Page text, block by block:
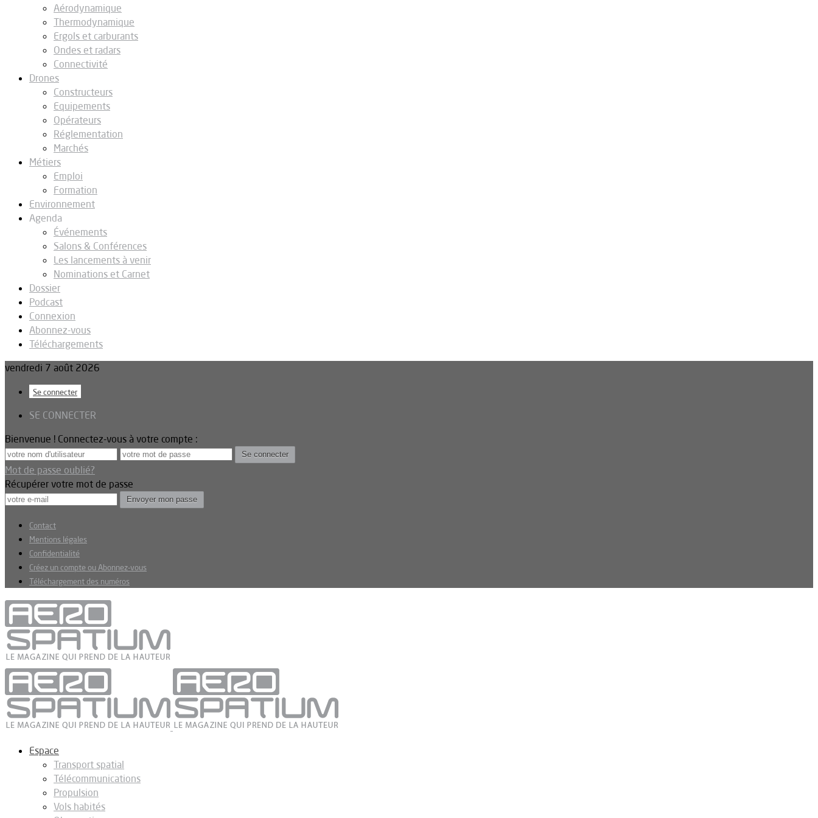
Aérodynamique
Thermodynamique
Ergols et carburants
Ondes et radars
Connectivité
Drones
Constructeurs
Equipements
Opérateurs
Réglementation
Marchés
Métiers
Emploi
Formation
Environnement
Agenda
Événements
Salons & Conférences
Les lancements à venir
Nominations et Carnet
Dossier
Podcast
Connexion
Abonnez-vous
Téléchargements
vendredi 7 août 2026
Se connecter
SE CONNECTER
Bienvenue ! Connectez-vous à votre compte :
Mot de passe oublié?
Récupérer votre mot de passe
Contact
Mentions légales
Confidentialité
Créez un compte ou Abonnez-vous
Téléchargement des numéros
Espace
Transport spatial
Télécommunications
Propulsion
Vols habités